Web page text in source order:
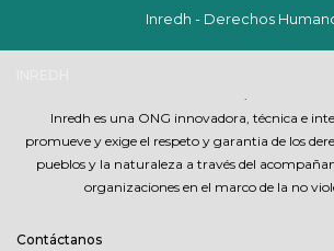
Inredh - Derechos
Inredh es una ONG innovadora, técnica e
promueve y exige el respeto y garantia de los
pueblos y la naturaleza a través del
organizaciones en el marco de la no
Contáctanos